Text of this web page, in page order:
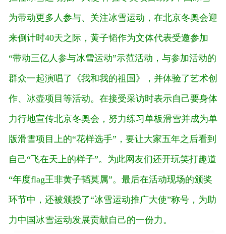
为带动更多人参与、关注冰雪运动，在北京冬奥会迎
来倒计时40天之际，黄子韬作为文体代表受邀参加
“带动三亿人参与冰雪运动”示范活动，与参加活动的
群众一起演唱了《我和我的祖国》，并体验了艺术创
作、冰壶项目等活动。在接受采访时表示自己要身体
力行地宣传北京冬奥会，努力练习单板滑雪并成为单
版滑雪项目上的“花样选手”，要让大家五年之后看到
自己“飞在天上的样子”。为此网友们还开玩笑打趣道
“年度flag王非黄子韬莫属”。最后在活动现场的颁奖
环节中，还被颁授了“冰雪运动推广大使”称号，为助
力中国冰雪运动发展贡献自己的一份力。